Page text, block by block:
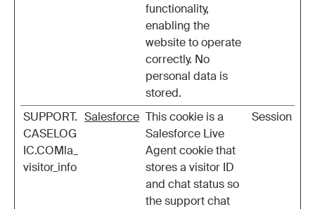
functionality,
enabling the
website to operate
correctly. No
personal data is
stored.
SUPPORT.
CASELOG
IC.COMla_
visitor_info
Salesforce This cookie is a
Salesforce Live
Agent cookie that
stores a visitor ID
and chat status so
the support chat
Session